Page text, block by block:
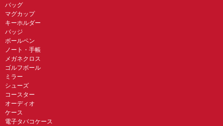
バッグ
マグカップ
キーホルダー
バッジ
ボールペン
ノート・手帳
メガネクロス
ゴルフボール
ミラー
シューズ
コースター
オーディオ
ケース
電子タバコケース